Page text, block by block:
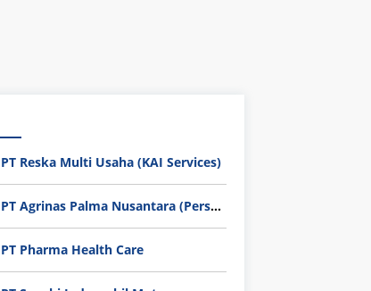
PT Reska Multi Usaha (KAI Services)
PT Agrinas Palma Nusantara (Persero)
PT Pharma Health Care